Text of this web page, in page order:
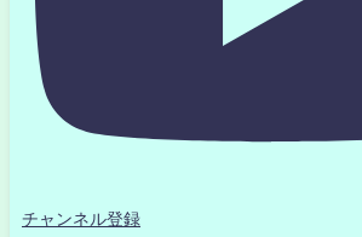
チャンネル登録